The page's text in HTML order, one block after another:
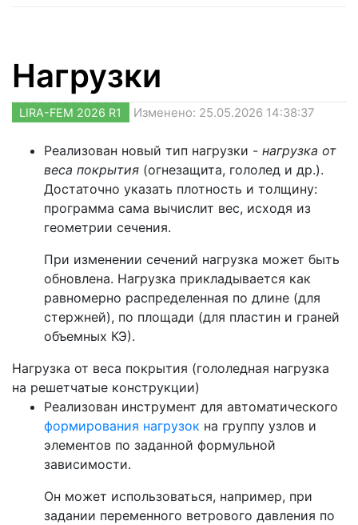
Нагрузки
LIRA-FEM 2026 R1 Изменено: 25.05.2026 14:38:37
Реализован новый тип нагрузки - нагрузка от
веса покрытия (огнезащита, гололед и др.).
Достаточно указать плотность и толщину:
программа сама вычислит вес, исходя из
геометрии сечения.
При изменении сечений нагрузка может быть
обновлена. Нагрузка прикладывается как
равномерно распределенная по длине (для
стержней), по площади (для пластин и граней
объемных КЭ).
Нагрузка от веса покрытия (гололедная нагрузка
на решетчатые конструкции)
Реализован инструмент для автоматического
формирования нагрузок на группу узлов и
элементов по заданной формульной
зависимости.
Он может использоваться, например, при
задании переменного ветрового давления по